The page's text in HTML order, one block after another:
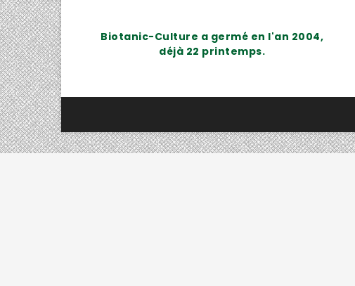
Biotanic-Culture a germé en l'an 2004,
déjà 22 printemps.